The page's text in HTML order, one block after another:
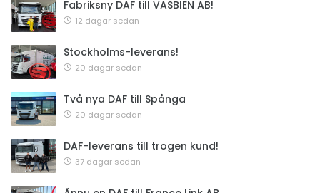
Fabriksny DAF till VASBIEN AB!
12 dagar sedan
Stockholms-leverans!
20 dagar sedan
Två nya DAF till Spånga
20 dagar sedan
DAF-leverans till trogen kund!
37 dagar sedan